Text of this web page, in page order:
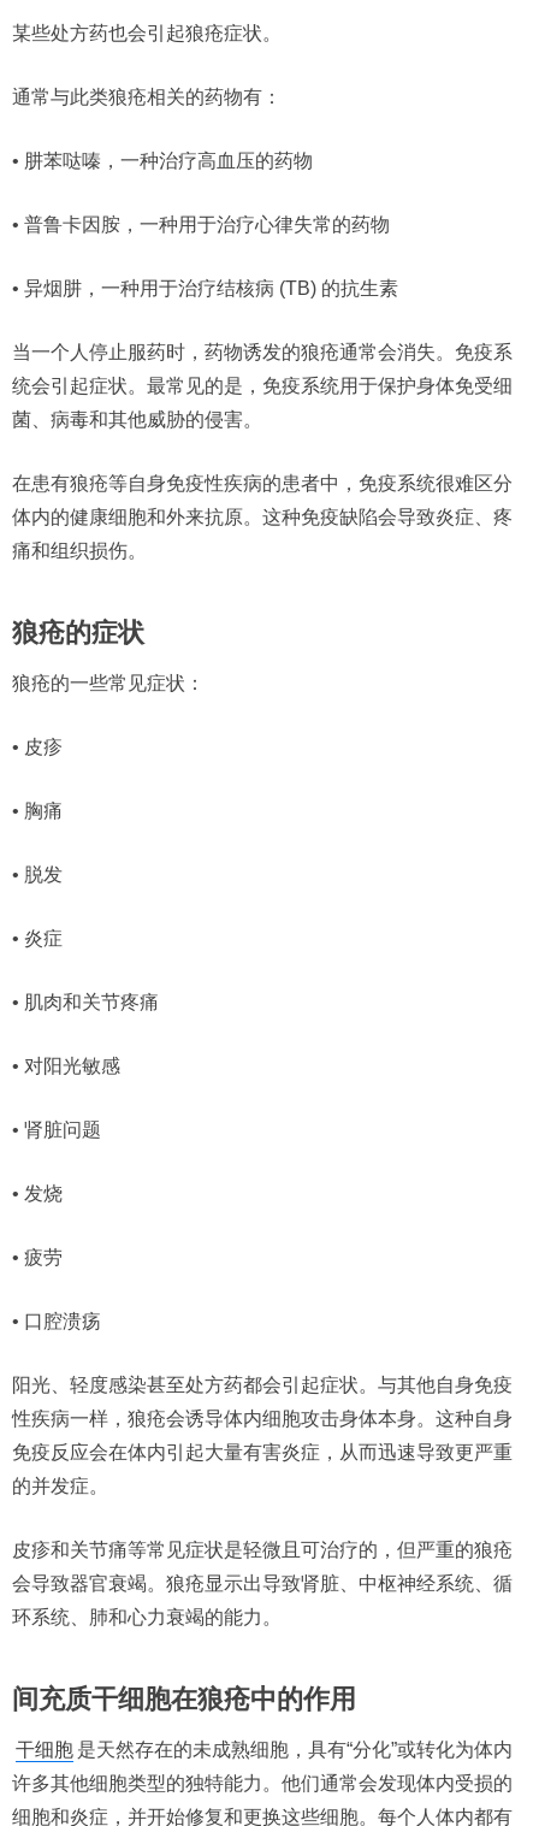
某些处方药也会引起狼疮症状。
通常与此类狼疮相关的药物有：
• 肼苯哒嗪，一种治疗高血压的药物
• 普鲁卡因胺，一种用于治疗心律失常的药物
• 异烟肼，一种用于治疗结核病 (TB) 的抗生素
当一个人停止服药时，药物诱发的狼疮通常会消失。免疫系
统会引起症状。最常见的是，免疫系统用于保护身体免受细
菌、病毒和其他威胁的侵害。
在患有狼疮等自身免疫性疾病的患者中，免疫系统很难区分
体内的健康细胞和外来抗原。这种免疫缺陷会导致炎症、疼
痛和组织损伤。
狼疮的症状
狼疮的一些常见症状：
• 皮疹
• 胸痛
• 脱发
• 炎症
• 肌肉和关节疼痛
• 对阳光敏感
• 肾脏问题
• 发烧
• 疲劳
• 口腔溃疡
阳光、轻度感染甚至处方药都会引起症状。与其他自身免疫
性疾病一样，狼疮会诱导体内细胞攻击身体本身。这种自身
免疫反应会在体内引起大量有害炎症，从而迅速导致更严重
的并发症。
皮疹和关节痛等常见症状是轻微且可治疗的，但严重的狼疮
会导致器官衰竭。狼疮显示出导致肾脏、中枢神经系统、循
环系统、肺和心力衰竭的能力。
间充质干细胞在狼疮中的作用
干细胞 是天然存在的未成熟细胞，具有“分化”或转化为体内
许多其他细胞类型的独特能力。他们通常会发现体内受损的
细胞和炎症，并开始修复和更换这些细胞。每个人体内都有